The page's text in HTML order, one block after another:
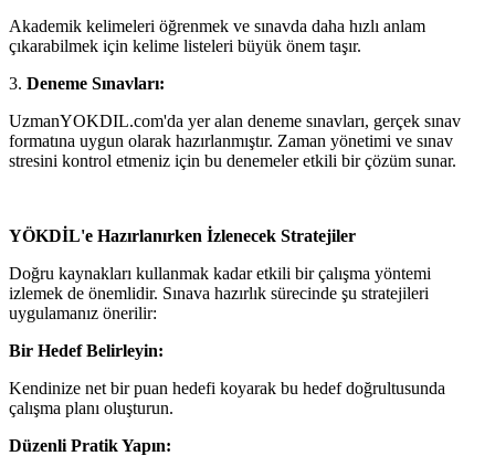
Akademik kelimeleri öğrenmek ve sınavda daha hızlı anlam
çıkarabilmek için kelime listeleri büyük önem taşır.
3. Deneme Sınavları:
UzmanYOKDIL.com'da yer alan deneme sınavları, gerçek sınav
formatına uygun olarak hazırlanmıştır. Zaman yönetimi ve sınav
stresini kontrol etmeniz için bu denemeler etkili bir çözüm sunar.
YÖKDİL'e Hazırlanırken İzlenecek Stratejiler
Doğru kaynakları kullanmak kadar etkili bir çalışma yöntemi
izlemek de önemlidir. Sınava hazırlık sürecinde şu stratejileri
uygulamanız önerilir:
Bir Hedef Belirleyin:
Kendinize net bir puan hedefi koyarak bu hedef doğrultusunda
çalışma planı oluşturun.
Düzenli Pratik Yapın: